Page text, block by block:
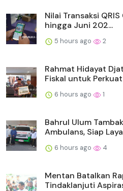
Nilai Transaksi
hingga Juni 202...
5 hours ago 2
Rahmat Hidayat
Fiskal untuk Perkuat
6 hours ago 1
Bahrul Ulum
Ambulans, Siap
6 hours ago 4
Mentan Batalkan
Tindaklanjuti